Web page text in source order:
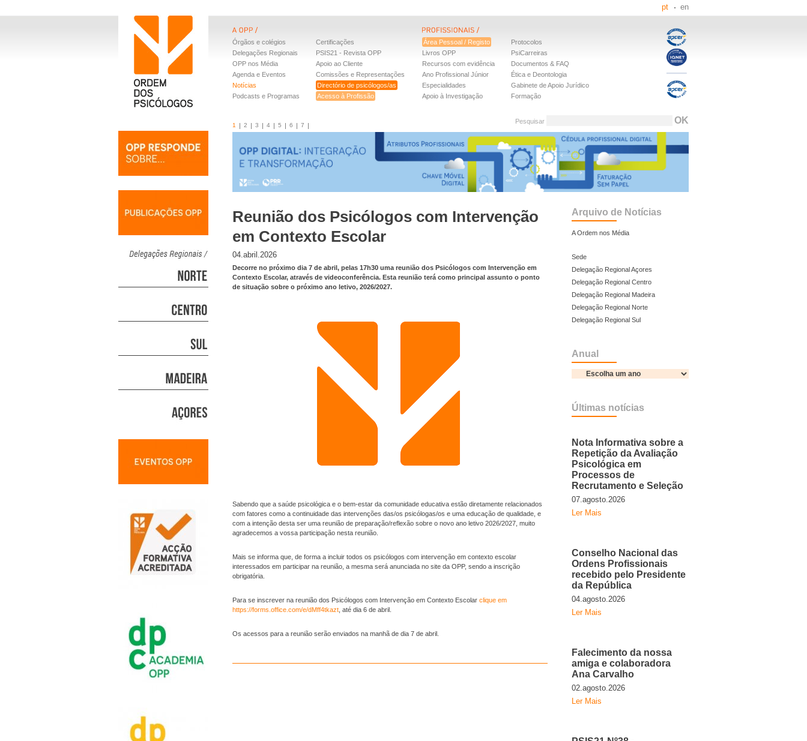
pt en
Órgãos e colégios
Delegações Regionais
OPP nos Média
Agenda e Eventos
Notícias
Podcasts e Programas
Certificações
PSIS21 - Revista OPP
Apoio ao Cliente
Comissões e Representações
Directório de psicólogos/as
Acesso à Profissão
Área Pessoal / Registo
Livros OPP
Recursos com evidência
Ano Profissional Júnior
Especialidades
Apoio à Investigação
Protocolos
PsiCarreiras
Documentos & FAQ
Ética e Deontologia
Gabinete de Apoio Jurídico
Formação
Pesquisar
1 2 3 4 5 6 7
Reunião dos Psicólogos com Intervenção
em Contexto Escolar
04.abril.2026
Decorre no próximo dia 7 de abril, pelas 17h30 uma reunião dos Psicólogos com Intervenção em
Contexto Escolar, através de videoconferência. Esta reunião terá como principal assunto o ponto
de situação sobre o próximo ano letivo, 2026/2027.
Sabendo que a saúde psicológica e o bem-estar da comunidade educativa estão diretamente relacionados
com fatores como a continuidade das intervenções das/os psicólogas/os e uma educação de qualidade, e
com a intenção desta ser uma reunião de preparação/reflexão sobre o novo ano letivo 2026/2027, muito
agradecemos a vossa participação nesta reunião.
Mais se informa que, de forma a incluir todos os psicólogos com intervenção em contexto escolar
interessados em participar na reunião, a mesma será anunciada no site da OPP, sendo a inscrição
obrigatória.
Para se inscrever na reunião dos Psicólogos com Intervenção em Contexto Escolar clique em
https://forms.office.com/e/dMff4tkazt , até dia 6 de abril.
Os acessos para a reunião serão enviados na manhã de dia 7 de abril.
Arquivo de Notícias
A Ordem nos Média
Sede
Delegação Regional Açores
Delegação Regional Centro
Delegação Regional Madeira
Delegação Regional Norte
Delegação Regional Sul
Anual
Últimas notícias
Nota Informativa sobre a
Repetição da Avaliação
Psicológica em
Processos de
Recrutamento e Seleção
07.agosto.2026
Ler Mais
Conselho Nacional das
Ordens Profissionais
recebido pelo Presidente
da República
04.agosto.2026
Ler Mais
Falecimento da nossa
amiga e colaboradora
Ana Carvalho
02.agosto.2026
Ler Mais